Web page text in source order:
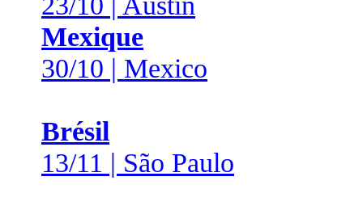
Mexique
30/10 | Mexico
Brésil
13/11 | São Paulo